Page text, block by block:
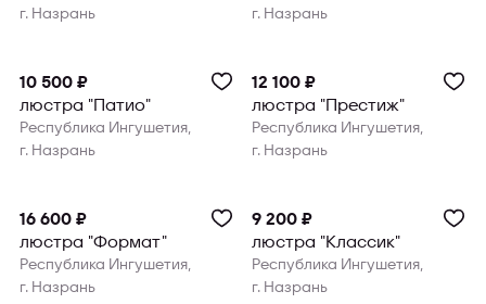
г. Назрань
г. Назрань
10 500 ₽
люстра "Патио"
Республика Ингушетия,
г. Назрань
12 100 ₽
люстра "Престиж"
Республика Ингушетия,
г. Назрань
16 600 ₽
люстра "Формат"
Республика Ингушетия,
г. Назрань
9 200 ₽
люстра "Классик"
Республика Ингушетия,
г. Назрань